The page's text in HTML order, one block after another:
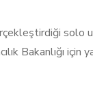
solo
Bakanlığı